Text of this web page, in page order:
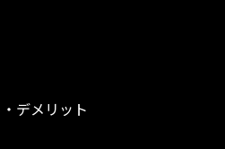
デメリット